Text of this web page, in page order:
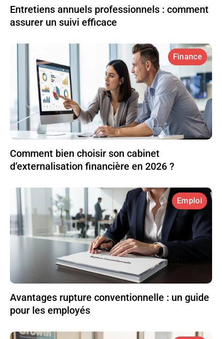
Entretiens annuels professionnels : comment
assurer un suivi efficace
Finance
Comment bien choisir son cabinet
d’externalisation financière en 2026 ?
Emploi
Avantages rupture conventionnelle : un guide
pour les employés